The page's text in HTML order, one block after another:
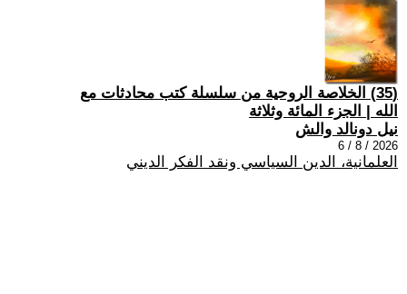
(35) الخلاصة الروحية من سلسلة كتب محادثات مع
الله | الجزء المائة وثلاثة
نيل دونالد والش
2026 / 8 / 6
العلمانية، الدين السياسي ونقد الفكر الديني